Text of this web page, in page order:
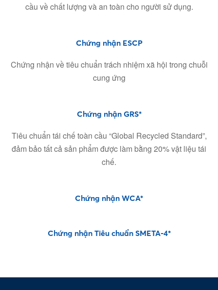
cầu về chất lượng và an toàn cho người sử dụng.
Chứng nhận ESCP
Chứng nhận về tiêu chuẩn trách nhiệm xã hội trong chuỗi
cung ứng
Chứng nhận GRS*
Tiêu chuẩn tái chế toàn cầu “Global Recycled Standard”,
đảm bảo tất cả sản phẩm được làm bằng 20% vật liệu tái
chế.
Chứng nhận WCA*
Chứng nhận Tiêu chuẩn SMETA-4*